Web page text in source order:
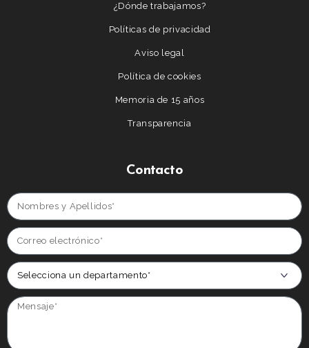
¿Dónde trabajamos?
Políticas de privacidad
Aviso legal
Política de cookies
Memoria de 15 años
Transparencia
Contacto